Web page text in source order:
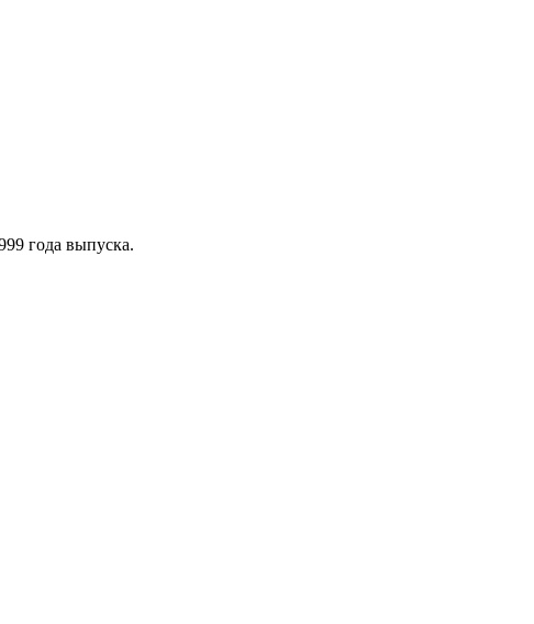
года выпуска.